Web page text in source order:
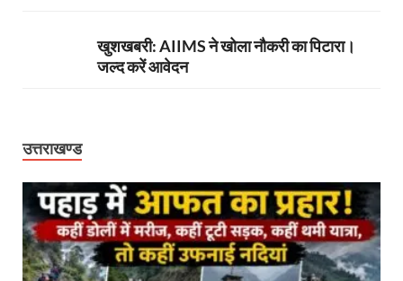
खुशखबरी: AIIMS ने खोला नौकरी का पिटारा।
जल्द करें आवेदन
उत्तराखण्ड